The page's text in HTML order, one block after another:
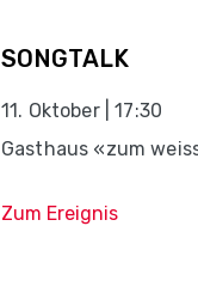
SONGTALK
11. Oktober | 17:30
Gasthaus «zum
Zum Ereignis